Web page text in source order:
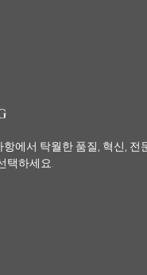
에서 탁월한 품질, 혁신, 전
택하세요.